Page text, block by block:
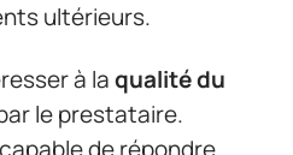
ultérieurs.
à laqualité du
le prestataire.
de répondre